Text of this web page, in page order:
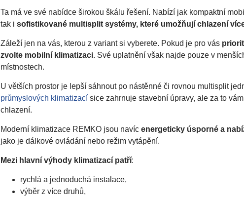
Ta má ve své nabídce širokou škálu řešení. Nabízí jak kompaktní
tak i sofistikované multisplit systémy, které umožňují chlazení
Záleží jen na vás, kterou z variant si vyberete. Pokud je pro vás
zvolte mobilní klimatizaci. Své uplatnění však najde pouze v
místnostech.
U větších prostor je lepší sáhnout po nástěnné či rovnou multisplit
průmyslových klimatizací sice zahrnuje stavební úpravy, ale za to
chlazení.
Moderní klimatizace REMKO jsou navíc energeticky úsporné a
jako je dálkové ovládání nebo režim vytápění.
Mezi hlavní výhody klimatizací patří:
rychlá a jednoduchá instalace,
výběr z více druhů,